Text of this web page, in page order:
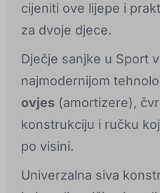
cijeniti ove lijepe i
za dvoje djece.
Dječje sanjke u Sport
najmodernijom
ovjes (amortizere),
konstrukciju i ručku
po visini.
Univerzalna siva